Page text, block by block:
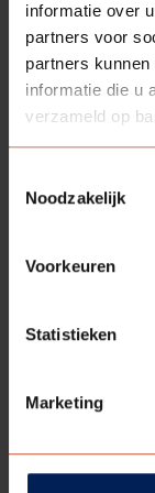
informatie over
partners voor
partners
informatie die u
verzameld op
Noodzakelijk
Voorkeuren
Statistieken
Marketing
kleurnummer
aanvraag